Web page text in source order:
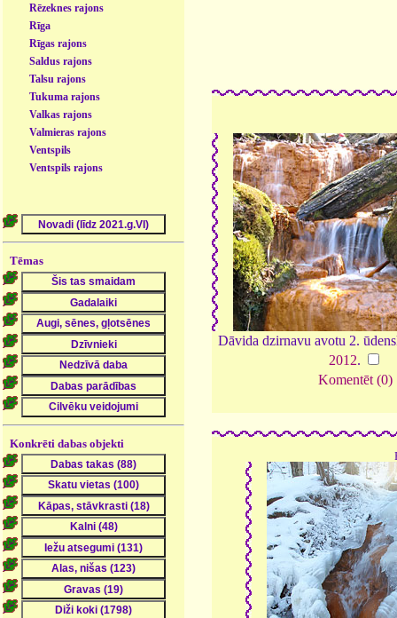
Rēzeknes rajons
Rīga
Rīgas rajons
Saldus rajons
Talsu rajons
Tukuma rajons
Valkas rajons
Valmieras rajons
Ventspils
Ventspils rajons
Tēmas
Konkrēti dabas objekti
Dāvida dzirnavu avotu 2.
2012.
Komentēt (0)